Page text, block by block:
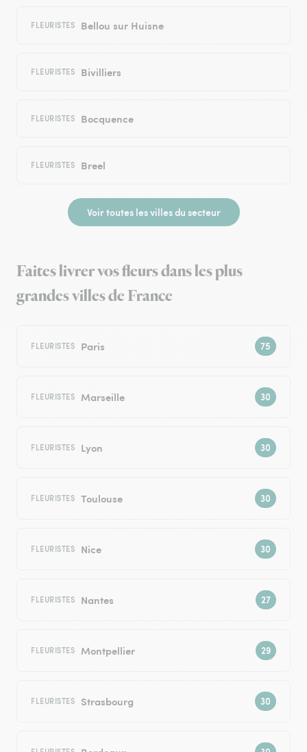
FLEURISTES Bellou sur Huisne
FLEURISTES Bivilliers
FLEURISTES Bocquence
FLEURISTES Breel
Voir toutes les villes du secteur
Faites livrer vos fleurs dans les plus
grandes villes de France
FLEURISTES Paris
FLEURISTES Marseille
FLEURISTES Lyon
FLEURISTES Toulouse
FLEURISTES Nice
FLEURISTES Nantes
FLEURISTES Montpellier
FLEURISTES Strasbourg